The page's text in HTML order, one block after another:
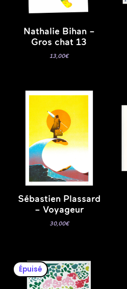
Nathalie Bihan –
Gros chat 13
13,00€
Sébastien Plassard
– Voyageur
30,00€
Épuisé